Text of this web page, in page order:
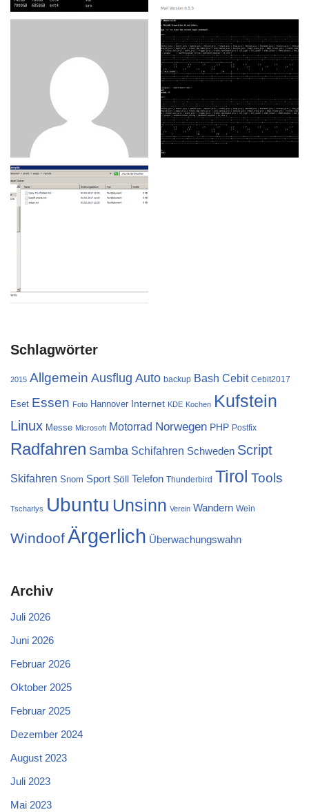
Schlagwörter
2015 Allgemein Ausflug Auto backup Bash Cebit Cebit2017
Eset Essen Foto Hannover Internet KDE Kochen Kufstein
Linux Messe Microsoft Motorrad Norwegen PHP Postfix
Radfahren Samba Schifahren Schweden Script
Skifahren Snom Sport Söll Telefon Thunderbird Tirol Tools
Tscharlys Ubuntu Unsinn Verein Wandern Wein
WindoofÄrgerlich Überwachungswahn
Archiv
Juli 2026
Juni 2026
Februar 2026
Oktober 2025
Februar 2025
Dezember 2024
August 2023
Juli 2023
Mai 2023